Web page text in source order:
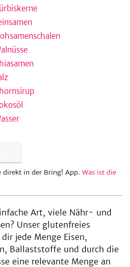
direkt in der Bring! App. Was ist die
Art, viele Nähr- und
Unser glutenfreies
jede Menge Eisen,
Ballaststoffe und durch die
eine relevante Menge an